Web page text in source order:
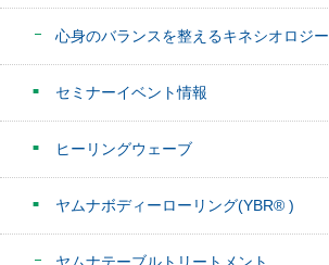
心身のバランスを整えるキネシオロジー
セミナーイベント情報
ヒーリングウェーブ
ヤムナボディーローリング(YBR® )